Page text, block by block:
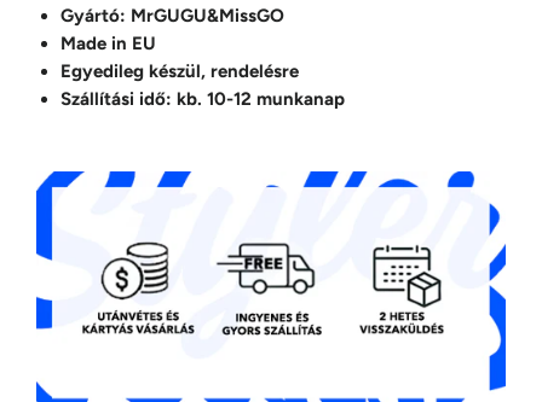
Gyártó: MrGUGU&MissGO
Made in EU
Egyedileg készül, rendelésre
Szállítási idő: kb. 10-12 munkanap